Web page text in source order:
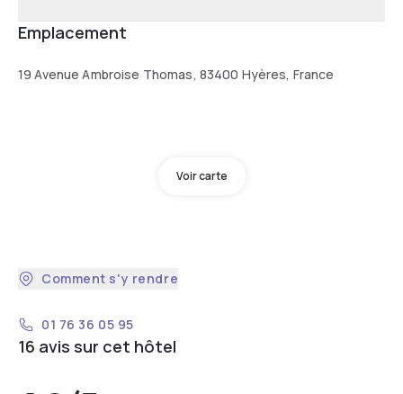
Emplacement
19 Avenue Ambroise Thomas, 83400 Hyères, France
Voir carte
Comment s'y rendre
01 76 36 05 95
16 avis sur cet hôtel